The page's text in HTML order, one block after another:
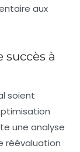
aux
à
soient
une analyse
réévaluation